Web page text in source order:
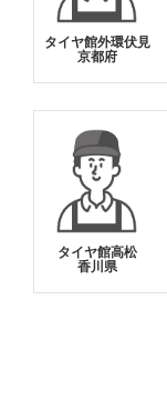
タイヤ館外環伏見
京都府
タイヤ館高松
香川県